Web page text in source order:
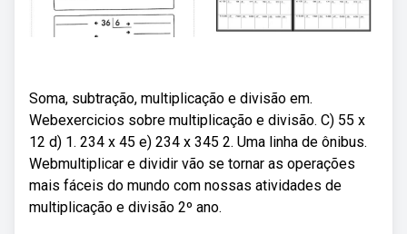
Soma, subtração, multiplicação e divisão em.
Webexercicios sobre multiplicação e divisão. C) 55 x
12 d) 1. 234 x 45 e) 234 x 345 2. Uma linha de ônibus.
Webmultiplicar e dividir vão se tornar as operações
mais fáceis do mundo com nossas atividades de
multiplicação e divisão 2º ano.